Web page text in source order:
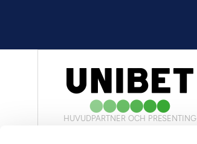
HUVUDPARTNER OCH PRESENTING